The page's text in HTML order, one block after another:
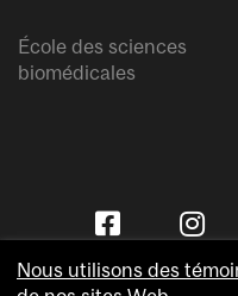
École des sciences
biomédicales
Nous utilisons des